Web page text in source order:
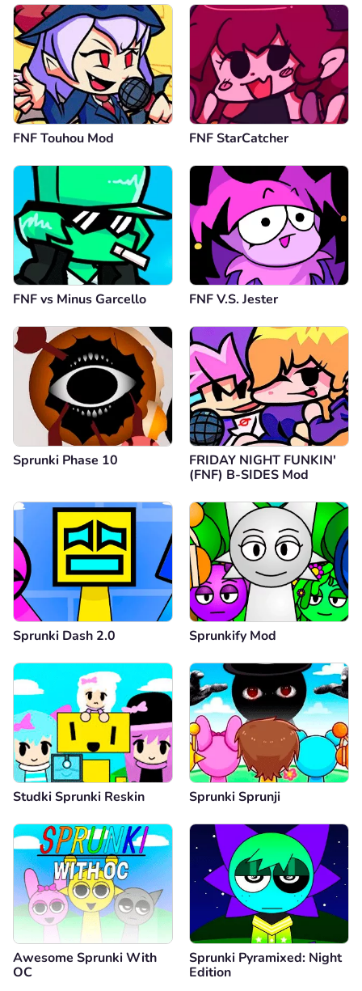
FNF Touhou Mod FNF StarCatcher
FNF vs Minus Garcello FNF V.S. Jester
Sprunki Phase 10
FRIDAY NIGHT FUNKIN'
(FNF) B-SIDES Mod
Sprunki Dash 2.0 Sprunkify Mod
Studki Sprunki Reskin Sprunki Sprunji
Awesome Sprunki With
OC
Sprunki Pyramixed: Night
Edition